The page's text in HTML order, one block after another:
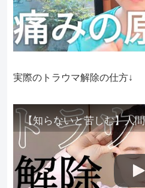
実際のトラウマ解除の仕方↓